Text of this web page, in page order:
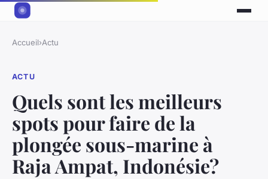
Accueil›Actu
ACTU
Quels sont les meilleurs
spots pour faire de la
plongée sous-marine à
Raja Ampat, Indonésie?